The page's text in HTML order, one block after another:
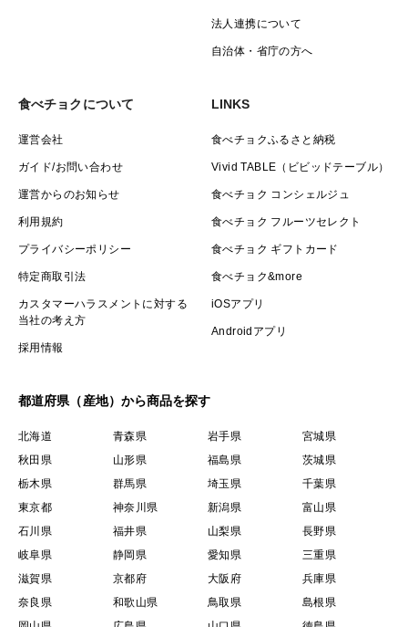
法人連携について
自治体・省庁の方へ
食べチョクについて
運営会社
ガイド/お問い合わせ
運営からのお知らせ
利用規約
プライバシーポリシー
特定商取引法
カスタマーハラスメントに対する
当社の考え方
採用情報
LINKS
食べチョクふるさと納税
Vivid TABLE（ビビッドテーブル）
食べチョク コンシェルジュ
食べチョク フルーツセレクト
食べチョク ギフトカード
食べチョク&more
iOSアプリ
Androidアプリ
都道府県（産地）から商品を探す
北海道 青森県 岩手県
宮城県
秋田県
山形県 福島県
茨城県
栃木県
群馬県 埼玉県
千葉県
東京都
神奈川県 新潟県
富山県
石川県
福井県 山梨県
長野県
岐阜県
静岡県 愛知県
三重県
滋賀県
京都府 大阪府
兵庫県
奈良県
和歌山県 鳥取県
島根県